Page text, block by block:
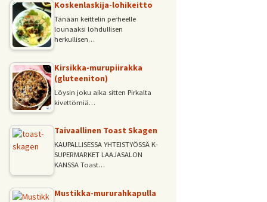
Koskenlaskija-lohikeitto
Tänään keittelin perheelle
lounaaksi lohdullisen
herkullisen…
Kirsikka-murupiirakka
(gluteeniton)
Löysin joku aika sitten Pirkalta
kivettömiä…
Taivaallinen Toast Skagen
KAUPALLISESSA YHTEISTYÖSSÄ K-
SUPERMARKET LAAJASALON
KANSSA Toast…
Mustikka-mururahkapulla